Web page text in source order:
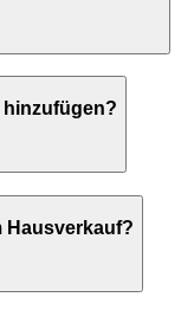
hinzufügen?
Hausverkauf?